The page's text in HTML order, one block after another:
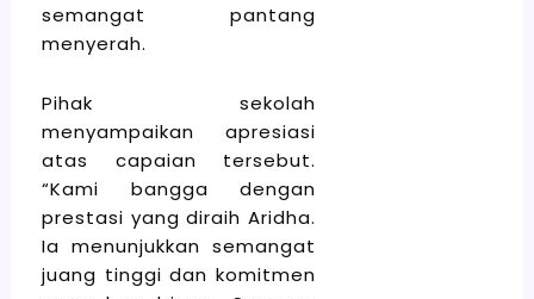
semangat pantang
menyerah.
Pihak sekolah
menyampaikan apresiasi
atas capaian tersebut.
“Kami bangga dengan
prestasi yang diraih Aridha.
Ia menunjukkan semangat
juang tinggi dan komitmen